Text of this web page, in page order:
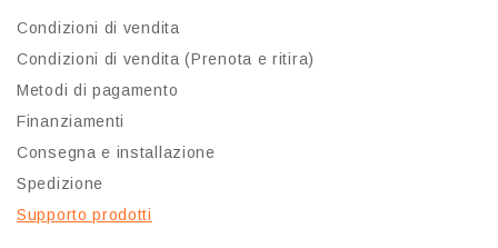
Condizioni di vendita
Condizioni di vendita (Prenota e ritira)
Metodi di pagamento
Finanziamenti
Consegna e installazione
Spedizione
Supporto prodotti